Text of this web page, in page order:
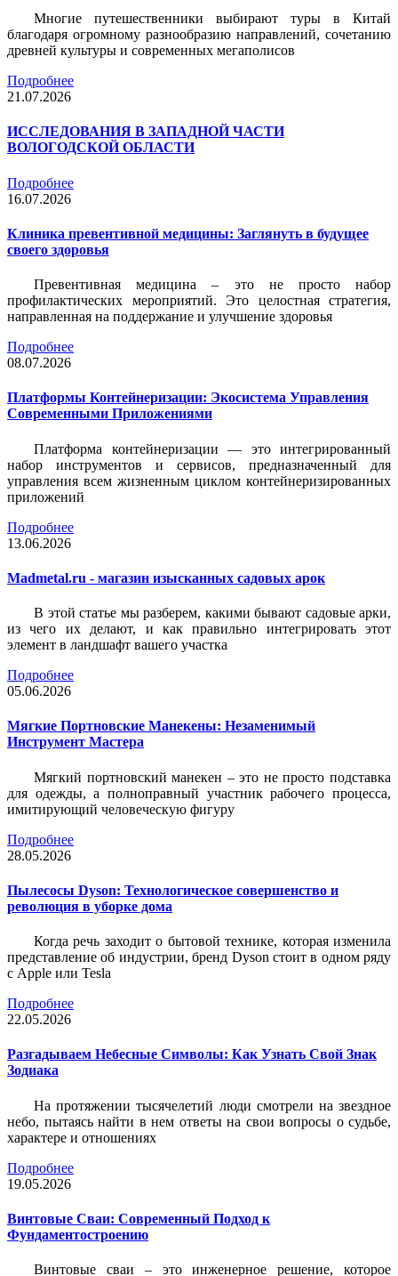
Многие путешественники выбирают туры в Китай
благодаря огромному разнообразию направлений, сочетанию
древней культуры и современных мегаполисов
Подробнее
21.07.2026
ИССЛЕДОВАНИЯ В ЗАПАДНОЙ ЧАСТИ
ВОЛОГОДСКОЙ ОБЛАСТИ
Подробнее
16.07.2026
Клиника превентивной медицины: Заглянуть в будущее
своего здоровья
Превентивная медицина – это не просто набор
профилактических мероприятий. Это целостная стратегия,
направленная на поддержание и улучшение здоровья
Подробнее
08.07.2026
Платформы Контейнеризации: Экосистема Управления
Современными Приложениями
Платформа контейнеризации — это интегрированный
набор инструментов и сервисов, предназначенный для
управления всем жизненным циклом контейнеризированных
приложений
Подробнее
13.06.2026
Madmetal.ru - магазин изысканных садовых арок
В этой статье мы разберем, какими бывают садовые арки,
из чего их делают, и как правильно интегрировать этот
элемент в ландшафт вашего участка
Подробнее
05.06.2026
Мягкие Портновские Манекены: Незаменимый
Инструмент Мастера
Мягкий портновский манекен – это не просто подставка
для одежды, а полноправный участник рабочего процесса,
имитирующий человеческую фигуру
Подробнее
28.05.2026
Пылесосы Dyson: Технологическое совершенство и
революция в уборке дома
Когда речь заходит о бытовой технике, которая изменила
представление об индустрии, бренд Dyson стоит в одном ряду
с Apple или Tesla
Подробнее
22.05.2026
Разгадываем Небесные Символы: Как Узнать Свой Знак
Зодиака
На протяжении тысячелетий люди смотрели на звездное
небо, пытаясь найти в нем ответы на свои вопросы о судьбе,
характере и отношениях
Подробнее
19.05.2026
Винтовые Сваи: Современный Подход к
Фундаментостроению
Винтовые сваи – это инженерное решение, которое